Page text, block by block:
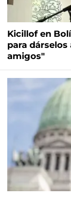
Kicillof en
para dárselos
amigos"